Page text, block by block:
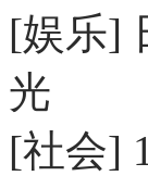
[娱乐]
光
[社会]